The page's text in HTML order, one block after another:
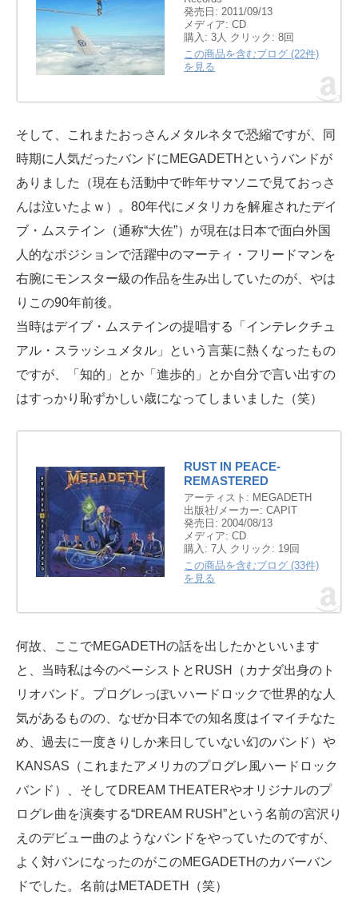
発売日: 2011/09/13
メディア: CD
購入 : 3人 クリック : 8回
この商品を含むブログ (22件)
を見る
そして、これまたおっさんメタルネタで恐縮ですが、同
時期に人気だったバンドにMEGADETHというバンドが
ありました（現在も活動中で昨年サマソニで見ておっさ
んは泣いたよｗ）。80年代にメタリカを解雇されたデイ
ブ・ムステイン（通称“大佐”）が現在は日本で面白外国
人的なポジションで活躍中のマーティ・フリードマンを
右腕にモンスター級の作品を生み出していたのが、やは
りこの90年前後。
当時はデイブ・ムステインの提唱する「インテレクチュ
アル・スラッシュメタル」という言葉に熱くなったもの
ですが、「知的」とか「進歩的」とか自分で言い出すの
はすっかり恥ずかしい歳になってしまいました（笑）
RUST IN PEACE-
REMASTERED
アーティスト: MEGADETH
出版社/メーカー: CAPIT
発売日: 2004/08/13
メディア: CD
購入 : 7人 クリック : 19回
この商品を含むブログ (33件)
を見る
何故、ここでMEGADETHの話を出したかといいます
と、当時私は今のベーシストとRUSH（カナダ出身のト
リオバンド。プログレっぽいハードロックで世界的な人
気があるものの、なぜか日本での知名度はイマイチなた
め、過去に一度きりしか来日していない幻のバンド）や
KANSAS（これまたアメリカのプログレ風ハードロック
バンド）、そしてDREAM THEATERやオリジナルのプ
ログレ曲を演奏する“DREAM RUSH”という名前の宮沢り
えのデビュー曲のようなバンドをやっていたのですが、
よく対バンになったのがこのMEGADETHのカバーバン
ドでした。名前はMETADETH（笑）